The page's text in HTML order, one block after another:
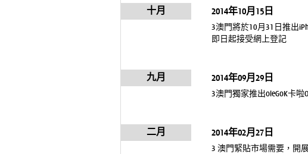
十月 2014年10月15日
3澳門將於10月31日推出
即日起接受網上登記
九月 2014年09月29日
3澳門獨家推出oleGoK卡
二月 2014年02月27日
3 澳門緊貼市場需要，開